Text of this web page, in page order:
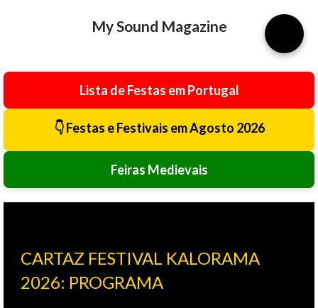
My Sound Magazine
Lista de Festas em Portugal
👇 Festas e Festivais em Agosto 2026
Feiras Medievais
CARTAZ FESTIVAL KALORAMA
2026: PROGRAMA